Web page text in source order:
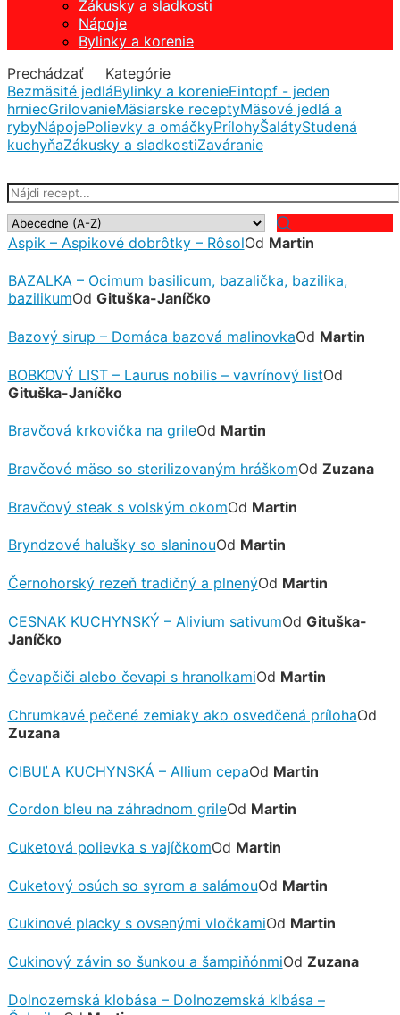
Zákusky a sladkosti
Nápoje
Bylinky a korenie
Zákusky a sladkosti
Nápoje
Bylinky a korenie
Prechádzať
Kategórie
Bezmäsité jedláBylinky a korenieEintopf - jeden
hrniecGrilovanieMäsiarske receptyMäsové jedlá a
rybyNápojePolievky a omáčkyPrílohyŠalátyStudená
kuchyňaZákusky a sladkostiZaváranie
Aspik – Aspikové dobrôtky – RôsolOd Martin
BAZALKA – Ocimum basilicum, bazalička, bazilika,
bazilikumOd Gituška-Janíčko
Bazový sirup – Domáca bazová malinovkaOd Martin
BOBKOVÝ LIST – Laurus nobilis – vavrínový listOd
Gituška-Janíčko
Bravčová krkovička na grileOd Martin
Bravčové mäso so sterilizovaným hráškomOd Zuzana
Bravčový steak s volským okomOd Martin
Bryndzové halušky so slaninouOd Martin
Černohorský rezeň tradičný a plnenýOd Martin
CESNAK KUCHYNSKÝ – Alivium sativumOd Gituška-
Janíčko
Čevapčiči alebo čevapi s hranolkamiOd Martin
Chrumkavé pečené zemiaky ako osvedčená prílohaOd
Zuzana
CIBUĽA KUCHYNSKÁ – Allium cepaOd Martin
Cordon bleu na záhradnom grileOd Martin
Cuketová polievka s vajíčkomOd Martin
Cuketový osúch so syrom a salámouOd Martin
Cukinové placky s ovsenými vločkamiOd Martin
Cukinový závin so šunkou a šampiňónmiOd Zuzana
Dolnozemská klobása – Dolnozemská klbása –